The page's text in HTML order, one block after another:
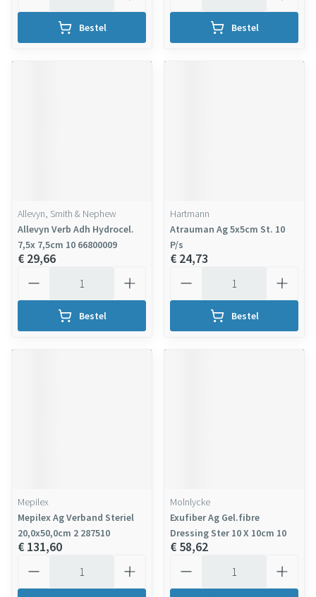
Bestel Bestel
Allevyn, Smith & Nephew
Allevyn Verb Adh Hydrocel.
7,5x 7,5cm 10 66800009
€ 29,66
Bestel
Hartmann
Atrauman Ag 5x5cm St. 10
P/s
€ 24,73
Bestel
Mepilex
Mepilex Ag Verband Steriel
20,0x50,0cm 2 287510
€ 131,60
Molnlycke
Exufiber Ag Gel.fibre
Dressing Ster 10 X 10cm 10
€ 58,62